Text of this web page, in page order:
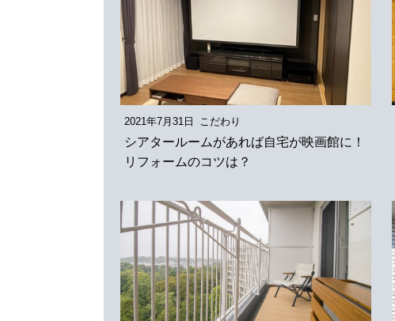
2021年7月31日 こだわり
シアタールームがあれば自宅が映画館に！
リフォームのコツは？